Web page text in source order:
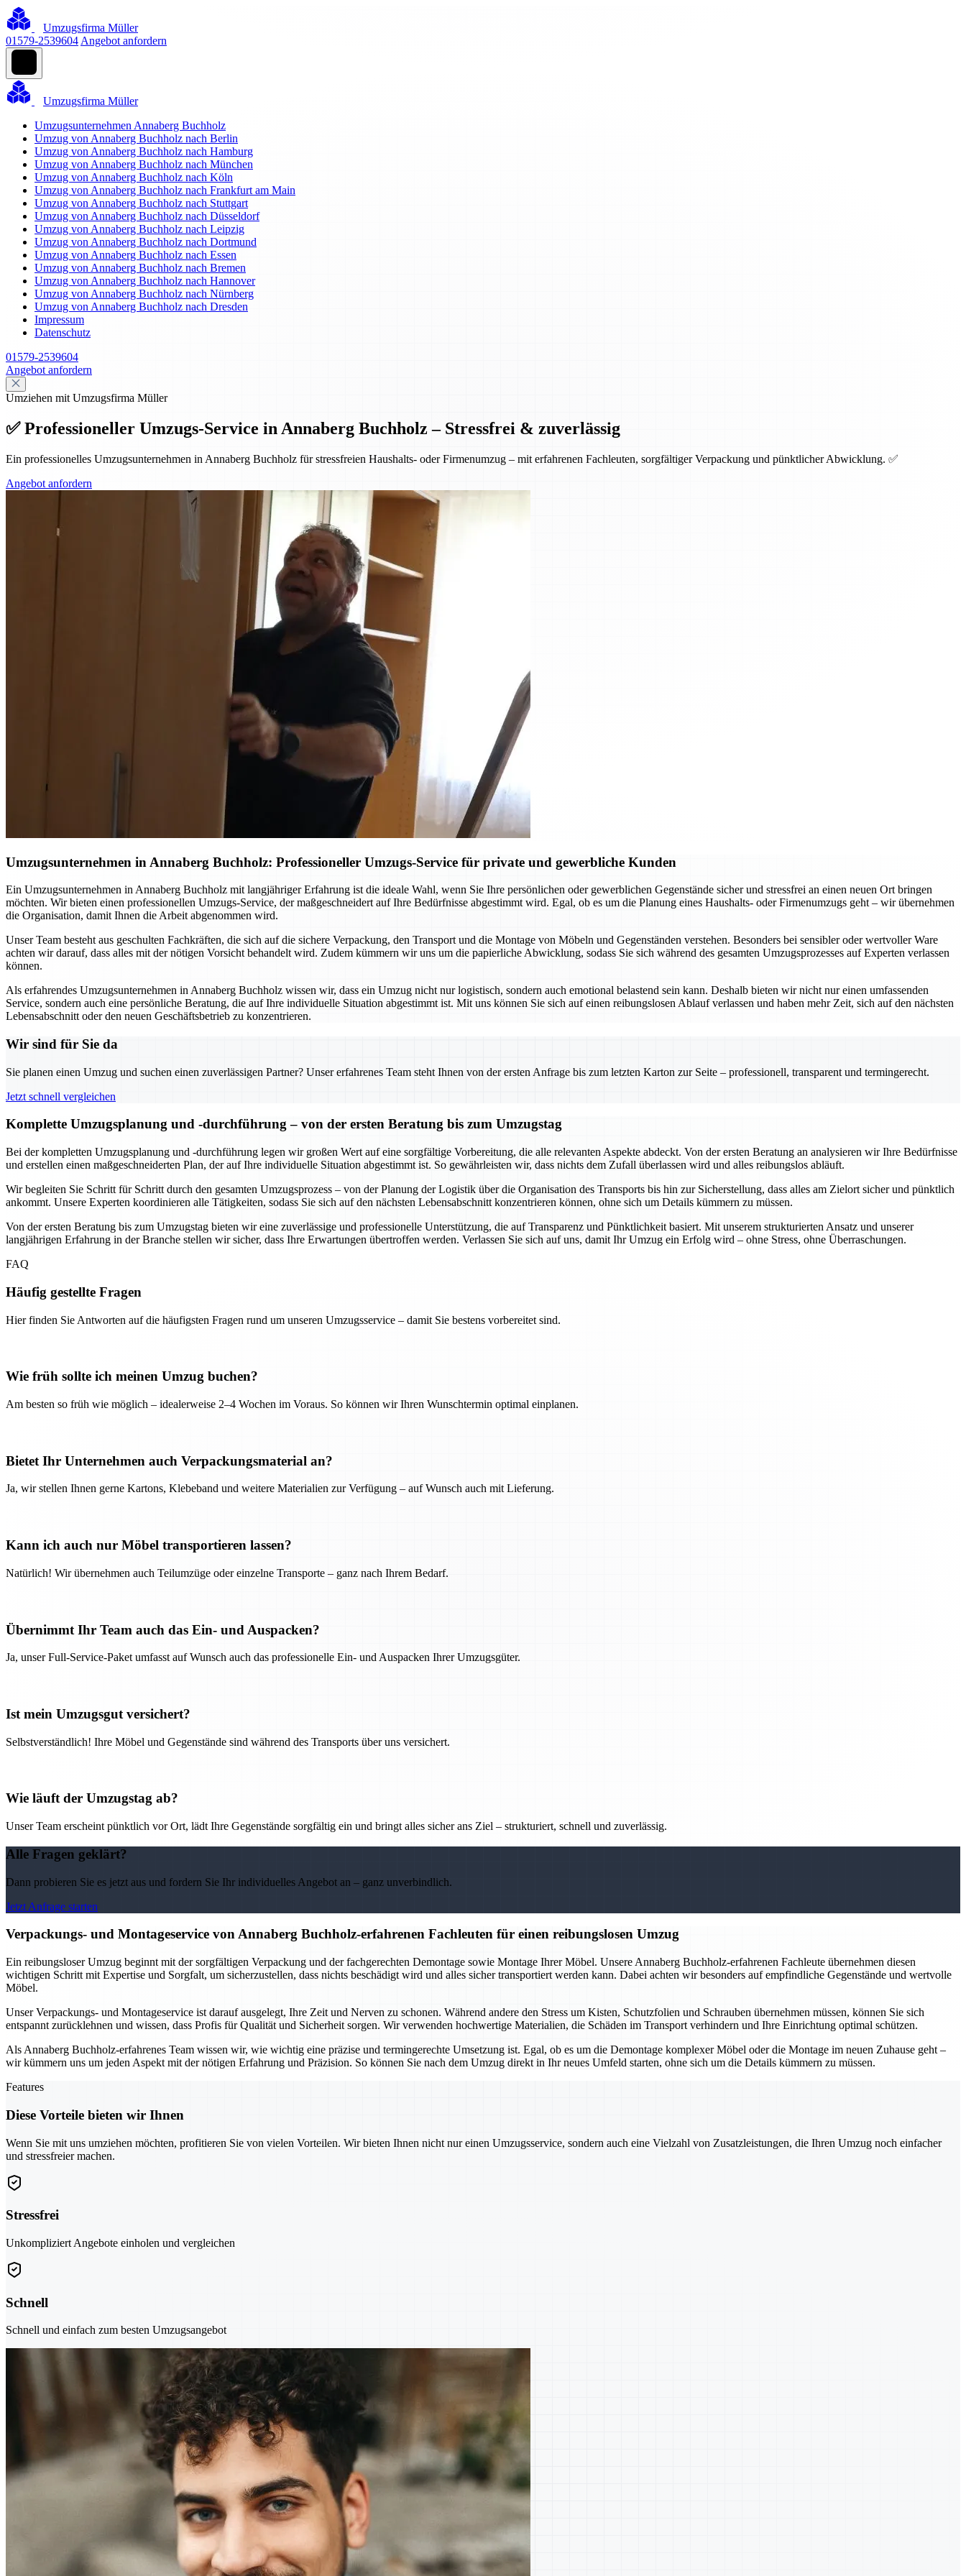
Umzugsfirma Müller
01579-2539604 Angebot anfordern
Umzugsfirma Müller
Umzugsunternehmen Annaberg Buchholz
Umzug von Annaberg Buchholz nach Berlin
Umzug von Annaberg Buchholz nach Hamburg
Umzug von Annaberg Buchholz nach München
Umzug von Annaberg Buchholz nach Köln
Umzug von Annaberg Buchholz nach Frankfurt am Main
Umzug von Annaberg Buchholz nach Stuttgart
Umzug von Annaberg Buchholz nach Düsseldorf
Umzug von Annaberg Buchholz nach Leipzig
Umzug von Annaberg Buchholz nach Dortmund
Umzug von Annaberg Buchholz nach Essen
Umzug von Annaberg Buchholz nach Bremen
Umzug von Annaberg Buchholz nach Hannover
Umzug von Annaberg Buchholz nach Nürnberg
Umzug von Annaberg Buchholz nach Dresden
Impressum
Datenschutz
01579-2539604
Angebot anfordern
Umziehen mit Umzugsfirma Müller
✅ Professioneller Umzugs-Service in Annaberg Buchholz – Stressfrei & zuverlässig
Ein professionelles Umzugsunternehmen in Annaberg Buchholz für stressfreien Haushalts- oder Firmenumzug – mit erfahrenen Fachleuten, sorgfältiger Verpackung und pünktlicher Abwicklung. ✅
Angebot anfordern
Umzugsunternehmen in Annaberg Buchholz: Professioneller Umzugs-Service für private und gewerbliche Kunden
Ein Umzugsunternehmen in Annaberg Buchholz mit langjähriger Erfahrung ist die ideale Wahl, wenn Sie Ihre persönlichen oder gewerblichen Gegenstände sicher und stressfrei an einen neuen Ort bringen
möchten. Wir bieten einen professionellen Umzugs-Service, der maßgeschneidert auf Ihre Bedürfnisse abgestimmt wird. Egal, ob es um die Planung eines Haushalts- oder Firmenumzugs geht – wir übernehmen
die Organisation, damit Ihnen die Arbeit abgenommen wird.
Unser Team besteht aus geschulten Fachkräften, die sich auf die sichere Verpackung, den Transport und die Montage von Möbeln und Gegenständen verstehen. Besonders bei sensibler oder wertvoller Ware
achten wir darauf, dass alles mit der nötigen Vorsicht behandelt wird. Zudem kümmern wir uns um die papierliche Abwicklung, sodass Sie sich während des gesamten Umzugsprozesses auf Experten verlassen
können.
Als erfahrendes Umzugsunternehmen in Annaberg Buchholz wissen wir, dass ein Umzug nicht nur logistisch, sondern auch emotional belastend sein kann. Deshalb bieten wir nicht nur einen umfassenden
Service, sondern auch eine persönliche Beratung, die auf Ihre individuelle Situation abgestimmt ist. Mit uns können Sie sich auf einen reibungslosen Ablauf verlassen und haben mehr Zeit, sich auf den nächsten
Lebensabschnitt oder den neuen Geschäftsbetrieb zu konzentrieren.
Wir sind für Sie da
Sie planen einen Umzug und suchen einen zuverlässigen Partner? Unser erfahrenes Team steht Ihnen von der ersten Anfrage bis zum letzten Karton zur Seite – professionell, transparent und termingerecht.
Jetzt schnell vergleichen
Komplette Umzugsplanung und -durchführung – von der ersten Beratung bis zum Umzugstag
Bei der kompletten Umzugsplanung und -durchführung legen wir großen Wert auf eine sorgfältige Vorbereitung, die alle relevanten Aspekte abdeckt. Von der ersten Beratung an analysieren wir Ihre Bedürfnisse
und erstellen einen maßgeschneiderten Plan, der auf Ihre individuelle Situation abgestimmt ist. So gewährleisten wir, dass nichts dem Zufall überlassen wird und alles reibungslos abläuft.
Wir begleiten Sie Schritt für Schritt durch den gesamten Umzugsprozess – von der Planung der Logistik über die Organisation des Transports bis hin zur Sicherstellung, dass alles am Zielort sicher und pünktlich
ankommt. Unsere Experten koordinieren alle Tätigkeiten, sodass Sie sich auf den nächsten Lebensabschnitt konzentrieren können, ohne sich um Details kümmern zu müssen.
Von der ersten Beratung bis zum Umzugstag bieten wir eine zuverlässige und professionelle Unterstützung, die auf Transparenz und Pünktlichkeit basiert. Mit unserem strukturierten Ansatz und unserer
langjährigen Erfahrung in der Branche stellen wir sicher, dass Ihre Erwartungen übertroffen werden. Verlassen Sie sich auf uns, damit Ihr Umzug ein Erfolg wird – ohne Stress, ohne Überraschungen.
FAQ
Häufig gestellte Fragen
Hier finden Sie Antworten auf die häufigsten Fragen rund um unseren Umzugsservice – damit Sie bestens vorbereitet sind.
Wie früh sollte ich meinen Umzug buchen?
Am besten so früh wie möglich – idealerweise 2–4 Wochen im Voraus. So können wir Ihren Wunschtermin optimal einplanen.
Bietet Ihr Unternehmen auch Verpackungsmaterial an?
Ja, wir stellen Ihnen gerne Kartons, Klebeband und weitere Materialien zur Verfügung – auf Wunsch auch mit Lieferung.
Kann ich auch nur Möbel transportieren lassen?
Natürlich! Wir übernehmen auch Teilumzüge oder einzelne Transporte – ganz nach Ihrem Bedarf.
Übernimmt Ihr Team auch das Ein- und Auspacken?
Ja, unser Full-Service-Paket umfasst auf Wunsch auch das professionelle Ein- und Auspacken Ihrer Umzugsgüter.
Ist mein Umzugsgut versichert?
Selbstverständlich! Ihre Möbel und Gegenstände sind während des Transports über uns versichert.
Wie läuft der Umzugstag ab?
Unser Team erscheint pünktlich vor Ort, lädt Ihre Gegenstände sorgfältig ein und bringt alles sicher ans Ziel – strukturiert, schnell und zuverlässig.
Alle Fragen geklärt?
Dann probieren Sie es jetzt aus und fordern Sie Ihr individuelles Angebot an – ganz unverbindlich.
Jetzt Anfrage starten
Verpackungs- und Montageservice von Annaberg Buchholz-erfahrenen Fachleuten für einen reibungslosen Umzug
Ein reibungsloser Umzug beginnt mit der sorgfältigen Verpackung und der fachgerechten Demontage sowie Montage Ihrer Möbel. Unsere Annaberg Buchholz-erfahrenen Fachleute übernehmen diesen
wichtigen Schritt mit Expertise und Sorgfalt, um sicherzustellen, dass nichts beschädigt wird und alles sicher transportiert werden kann. Dabei achten wir besonders auf empfindliche Gegenstände und wertvolle
Möbel.
Unser Verpackungs- und Montageservice ist darauf ausgelegt, Ihre Zeit und Nerven zu schonen. Während andere den Stress um Kisten, Schutzfolien und Schrauben übernehmen müssen, können Sie sich
entspannt zurücklehnen und wissen, dass Profis für Qualität und Sicherheit sorgen. Wir verwenden hochwertige Materialien, die Schäden im Transport verhindern und Ihre Einrichtung optimal schützen.
Als Annaberg Buchholz-erfahrenes Team wissen wir, wie wichtig eine präzise und termingerechte Umsetzung ist. Egal, ob es um die Demontage komplexer Möbel oder die Montage im neuen Zuhause geht –
wir kümmern uns um jeden Aspekt mit der nötigen Erfahrung und Präzision. So können Sie nach dem Umzug direkt in Ihr neues Umfeld starten, ohne sich um die Details kümmern zu müssen.
Features
Diese Vorteile bieten wir Ihnen
Wenn Sie mit uns umziehen möchten, profitieren Sie von vielen Vorteilen. Wir bieten Ihnen nicht nur einen Umzugsservice, sondern auch eine Vielzahl von Zusatzleistungen, die Ihren Umzug noch einfacher
und stressfreier machen.
Stressfrei
Unkompliziert Angebote einholen und vergleichen
Schnell
Schnell und einfach zum besten Umzugsangebot